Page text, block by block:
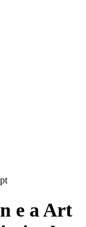
pt
e a Art